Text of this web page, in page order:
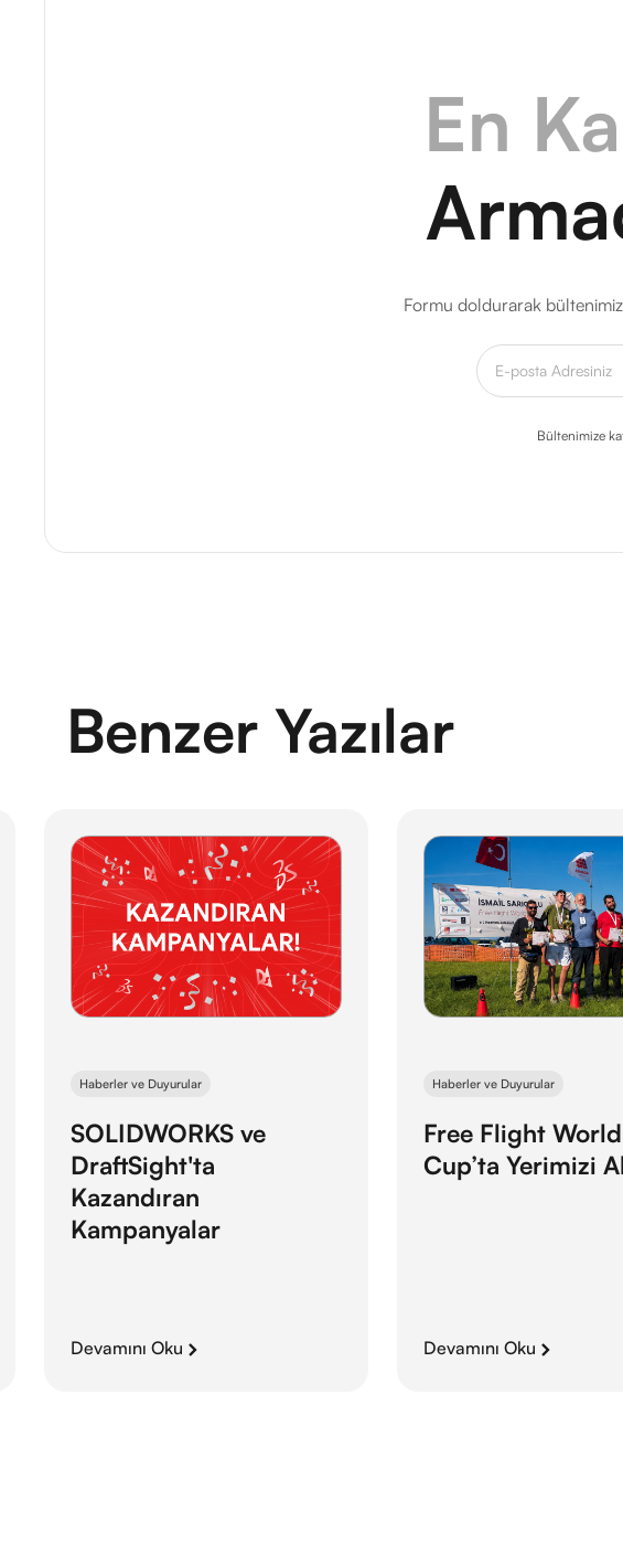
En
Formu doldurarak
Bültenimize
Benzer Yazılar
Haberler ve Duyurular
SOLIDWORKS ve
DraftSight'ta
Kazandıran
Kampanyalar
Devamını Oku
Haberler ve Duyurular
Free Flight World
Cup’ta Yerimizi
Devamını Oku